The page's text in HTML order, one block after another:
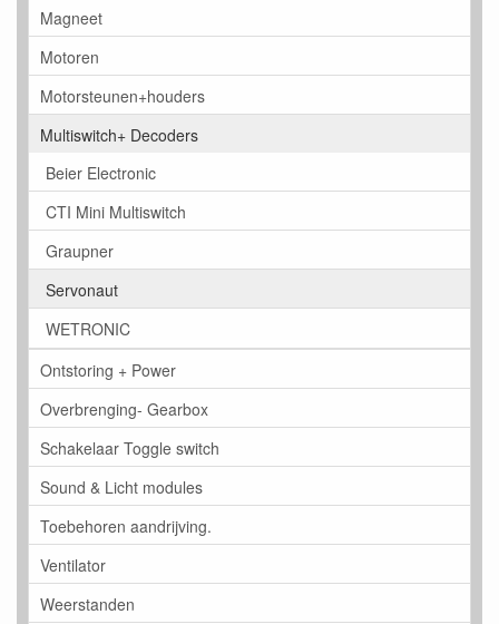
Magneet
Motoren
Motorsteunen+houders
Multiswitch+ Decoders
Beier Electronic
CTI Mini Multiswitch
Graupner
Servonaut
WETRONIC
Ontstoring + Power
Overbrenging- Gearbox
Schakelaar Toggle switch
Sound & Licht modules
Toebehoren aandrijving.
Ventilator
Weerstanden